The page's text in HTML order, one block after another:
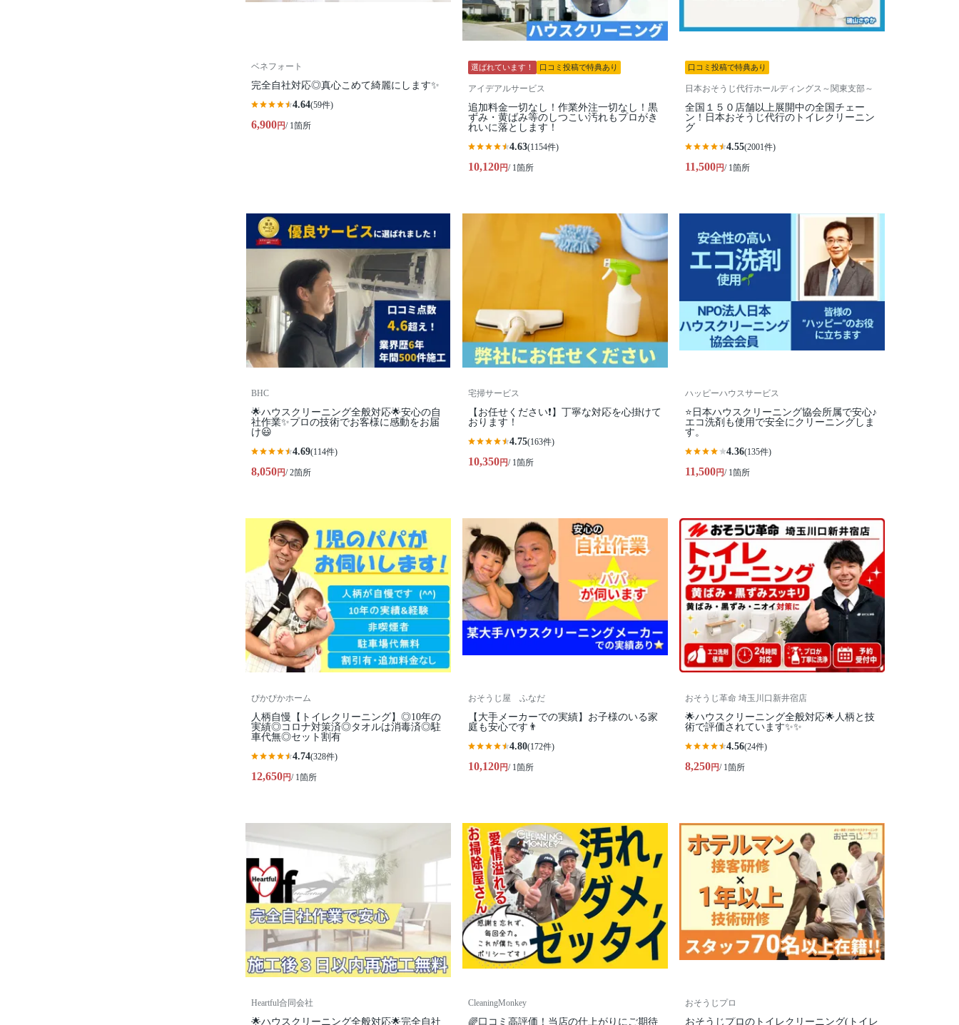
ベネフォート
完全自社対応◎真心こめて綺麗にします✨
4.64(59件)
6,900円/ 1箇所
選ばれています！ 口コミ投稿で特典あり
アイデアルサービス
追加料金一切なし！作業外注一切なし！黒
ずみ・黄ばみ等のしつこい汚れもプロがき
れいに落とします！
4.63(1154件)
10,120円/ 1箇所
口コミ投稿で特典あり
日本おそうじ代行ホールディングス～関東支部～
全国１５０店舗以上展開中の全国チェー
ン！日本おそうじ代行のトイレクリーニン
グ
4.55(2001件)
11,500円/ 1箇所
BHC
🌟ハウスクリーニング全般対応🌟安心の自
社作業✨プロの技術でお客様に感動をお届
け😃
4.69(114件)
8,050円/ 2箇所
宅掃サービス
【お任せください❗️】丁寧な対応を心掛けて
おります！
4.75(163件)
10,350円/ 1箇所
ハッピーハウスサービス
⭐️日本ハウスクリーニング協会所属で安心♪
エコ洗剤も使用で安全にクリーニングしま
す。
4.36(135件)
11,500円/ 1箇所
ぴかぴかホーム
人柄自慢【トイレクリーニング】◎10年の
実績◎コロナ対策済◎タオルは消毒済◎駐
車代無◎セット割有
4.74(328件)
12,650円/ 1箇所
おそうじ屋 ふなだ
【大手メーカーでの実績】お子様のいる家
庭も安心です👨
4.80(172件)
10,120円/ 1箇所
おそうじ革命 埼玉川口新井宿店
🌟ハウスクリーニング全般対応🌟人柄と技
術で評価されています✨✨
4.56(24件)
8,250円/ 1箇所
Heartful合同会社
🌟ハウスクリーニング全般対応🌟完全自社
CleaningMonkey
🌈口コミ高評価！当店の仕上がりにご期待
おそうじプロ
おそうじプロのトイレクリーニング(トイレ